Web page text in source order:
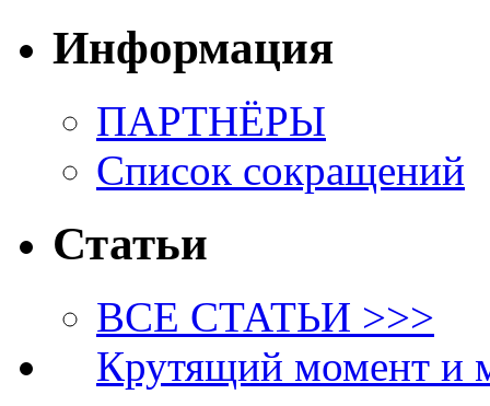
Информация
ПАРТНЁРЫ
Список сокращений
Статьи
ВСЕ СТАТЬИ >>>
Крутящий момент и